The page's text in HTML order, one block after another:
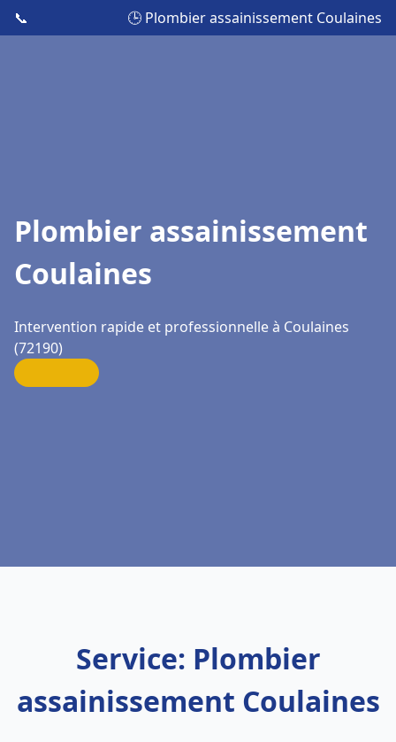
📞 🕒 Plombier assainissement Coulaines
Plombier assainissement
Coulaines
Intervention rapide et professionnelle à Coulaines
(72190)
Service: Plombier
assainissement Coulaines